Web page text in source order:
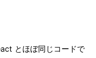
とほぼ同じコードで